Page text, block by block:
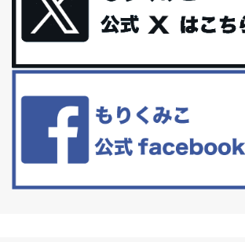
更年期を穏やかに乗りきるために今できる５つの
アラフィフからの体と心の整え方。 私も気づけ
といった更年期症状はまだ...
白髪・美容・免疫力、現代人に足りないのは海
リーブオイルorごま油をたらす。&n...